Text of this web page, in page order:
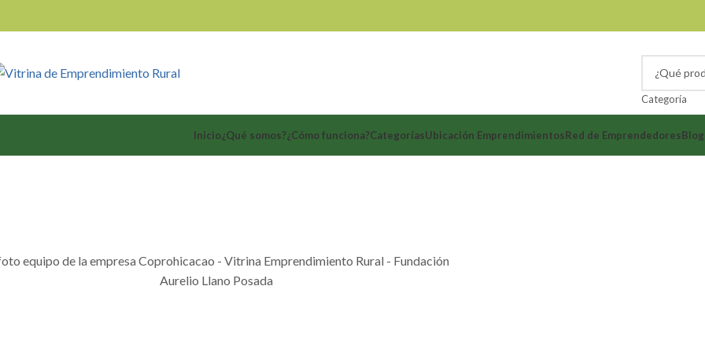
Categoría
Inicio¿Qué somos?¿Cómo funciona?CategoríasUbicación EmprendimientosRed de EmprendedoresBlog